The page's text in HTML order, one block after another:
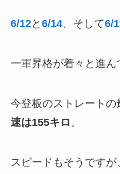
6/12と 6/14、そして6/
一軍昇格が着々と進ん
今登板のストレート
速は155キロ 。
スピードもそうです